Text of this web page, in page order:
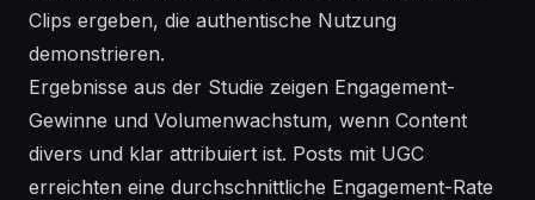
Clips ergeben, die authentische Nutzung
demonstrieren.
Ergebnisse aus der Studie zeigen Engagement-
Gewinne und Volumenwachstum, wenn Content
divers und klar attribuiert ist. Posts mit UGC
erreichten eine durchschnittliche Engagement-Rate